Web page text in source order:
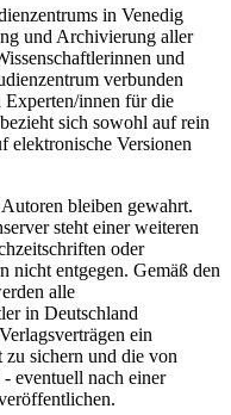
in Venedig
und Archivierung aller
und
verbunden
innen für die
sich sowohl auf rein
elektronische Versionen
bleiben gewahrt.
steht einer weiteren
oder
nicht entgegen. Gemäß den
alle
in Deutschland
ein
zu sichern und die von
eventuell nach einer